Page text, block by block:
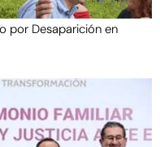
por Desaparición en